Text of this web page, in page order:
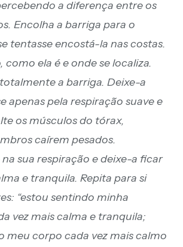
a diferença entre os
Encolha a barriga para o
tentasse encostá-la nas costas.
como ela é e onde se localiza.
a barriga. Deixe-a
apenas pela respiração suave e
os músculos do tórax,
caírem pesados.
sua respiração e deixe-a ficar
e tranquila. Repita para si
“estou sentindo minha
vez mais calma e tranquila;
meu corpo cada vez mais calmo